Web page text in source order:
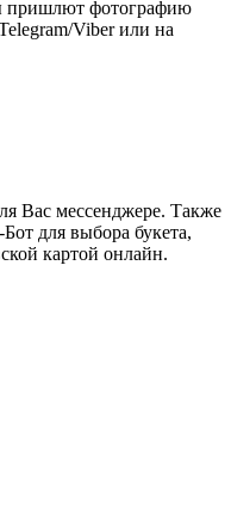
пришлют фотографию
Viber или на
Вас мессенджере. Также
для выбора букета,
картой онлайн.